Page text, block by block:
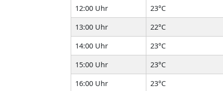
12:00 Uhr
23°C
13:00 Uhr
22°C
14:00 Uhr
23°C
15:00 Uhr
23°C
16:00 Uhr
23°C